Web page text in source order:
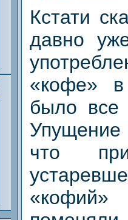
Кстати
давно
«кофе»
было
что
«кофий»